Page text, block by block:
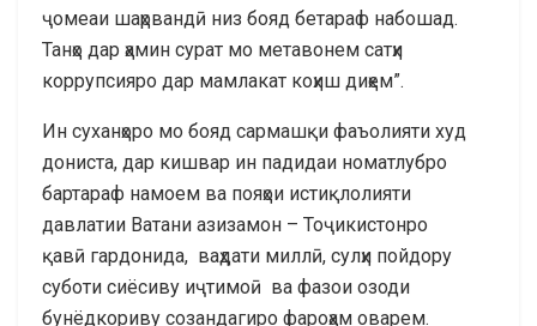
ҷомеаи шаҳрвандӣ низ бояд бетараф набошад.
Танҳо дар ҳамин сурат мо метавонем сатҳи
коррупсияро дар мамлакат коҳиш диҳем”.
Ин суханҳоро мо бояд сармашқи фаъолияти худ
дониста, дар кишвар ин падидаи номатлубро
бартараф намоем ва пояҳои истиқлолияти
давлатии Ватани азизамон – Тоҷикистонро
қавӣ гардонида, ваҳдати миллӣ, сулҳи пойдору
суботи сиёсиву иҷтимоӣ ва фазои озоди
бунёдкориву созандагиро фароҳам оварем.